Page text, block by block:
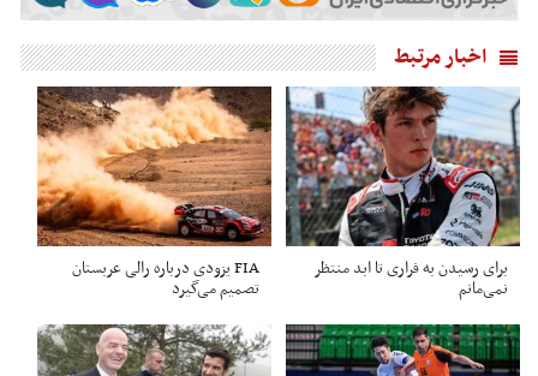
اخبار مرتبط
برای رسیدن به فراری تا ابد منتظر
نمی‌مانم
FIA یزودی درباره رالی عربستان
تصمیم می‌گیرد